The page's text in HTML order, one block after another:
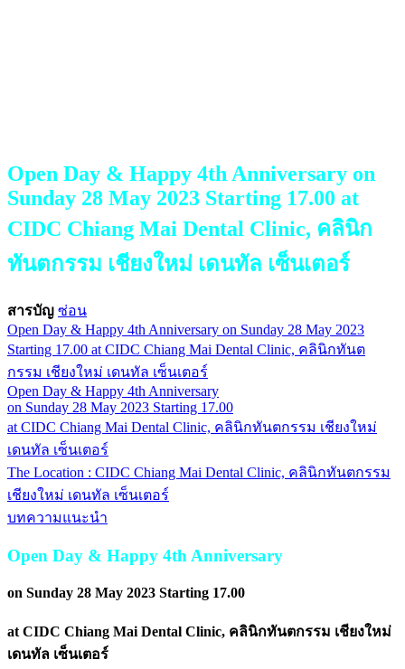
Open Day & Happy 4th Anniversary on
Sunday 28 May 2023 Starting 17.00 at
CIDC Chiang Mai Dental Clinic, คลินิก
ทันตกรรม เชียงใหม่ เดนทัล เซ็นเตอร์
สารบัญ ซ่อน
Open Day & Happy 4th Anniversary on Sunday 28 May 2023
Starting 17.00 at CIDC Chiang Mai Dental Clinic, คลินิกทันต
กรรม เชียงใหม่ เดนทัล เซ็นเตอร์
Open Day & Happy 4th Anniversary
on Sunday 28 May 2023 Starting 17.00
at CIDC Chiang Mai Dental Clinic, คลินิกทันตกรรม เชียงใหม่
เดนทัล เซ็นเตอร์
The Location : CIDC Chiang Mai Dental Clinic, คลินิกทันตกรรม
เชียงใหม่ เดนทัล เซ็นเตอร์
บทความแนะนำ
Open Day & Happy 4th Anniversary
on Sunday 28 May 2023 Starting 17.00
at CIDC Chiang Mai Dental Clinic, คลินิกทันตกรรม เชียงใหม่
เดนทัล เซ็นเตอร์